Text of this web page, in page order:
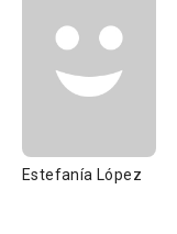
Estefanía López